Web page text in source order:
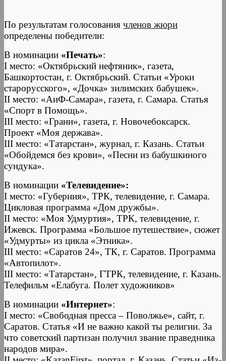
По результатам голосования членов жюри
определены победители:
В номинации «Печать»:
I место: «Октябрьский нефтяник», газета,
Башкортостан, г. Октябрьский. Статьи «Уроки
старорусского», «Дочка» зилимских бабушек».
II место: «АиФ-Самара», газета, г. Самара. Статья
«Спорт в Помощь».
III место: «Грани», газета, г. Новочебоксарск.
Проект «Моя держава».
III место: «Татарстан», журнал, г. Казань. Статьи
«Обойдемся без крови», «Песни из бабушкиного
сундука».
В номинации «Телевидение»:
I место: «Губерния», ТРК, телевидение, г. Самара.
Цикловая программа «Дом дружбы».
II место: «Моя Удмуртия», ТРК, телевидение, г.
Ижевск. Программа «Большое путешествие», сюжет
«Удмурты» из цикла «Этника».
III место: «Саратов 24», ТК, г. Саратов. Программа
«Автопилот».
III место: «Татарстан», ГТРК, телевидение, г. Казань.
Телефильм «Елабуга. Полет художников»
В номинации «Интернет»:
I место: «Свободная пресса – Поволжье», сайт, г.
Саратов. Статья «И не важно какой ты религии. За
что советский партизан получил звание праведника
народов мира».